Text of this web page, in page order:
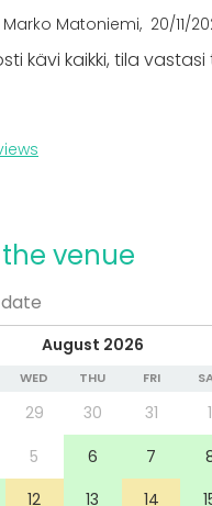
about services
vuokrata hintaan 17€/
Marko Matoniemi 20/11/
kävi kaikki, tila vastasi
venue
August 2026
WED THU FRI
29 30 31 1
5 6 7
12 13 14